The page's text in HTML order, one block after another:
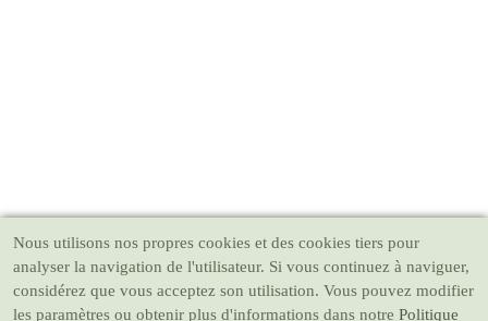
Nous utilisons nos propres cookies et des cookies tiers pour
analyser la navigation de l'utilisateur. Si vous continuez à naviguer,
considérez que vous acceptez son utilisation. Vous pouvez modifier
les paramètres ou obtenir plus d'informations dans notre Politique